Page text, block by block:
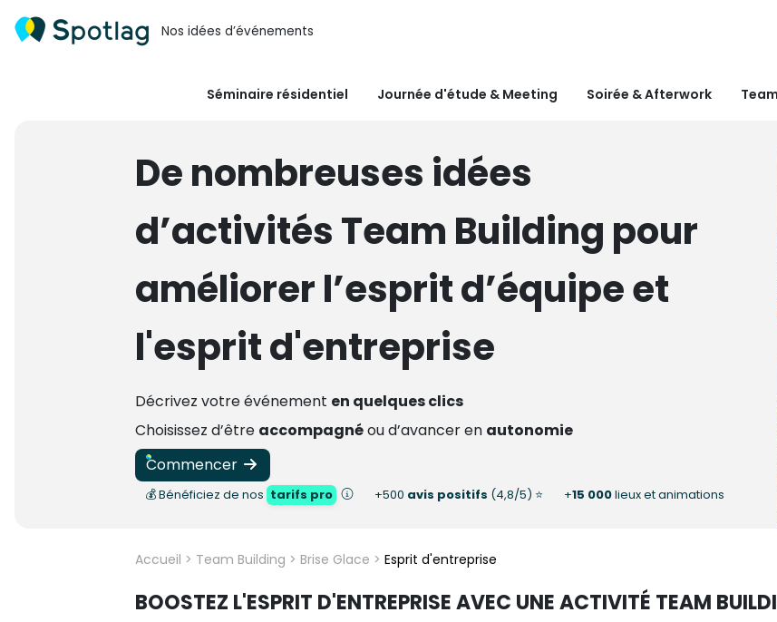
Nos idées d’événements
Séminaire résidentiel Journée d'étude & Meeting Soirée & Afterwork
De nombreuses idées
d’activités Team Building pour
améliorer l’esprit d’équipe et
l'esprit d'entreprise
Décrivez votre événement en quelques clics
Choisissez d’être accompagnéou d’avancer en autonomie
Commencer
💰 Bénéficiez de nos tarifs pro +500 avis positifs (4,8/5) ⭐ +15 000lieux et animations
Accueil > Team Building > Brise Glace > Esprit d'entreprise
BOOSTEZ L'ESPRIT D'ENTREPRISE AVEC UNE ACTIVITÉ TEAM